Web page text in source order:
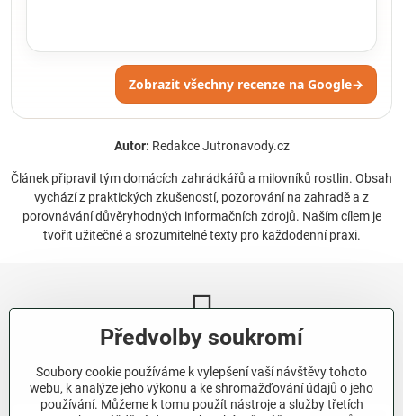
Zobrazit všechny recenze na Google→
Autor: Redakce Jutronavody.cz
Článek připravil tým domácích zahrádkářů a milovníků rostlin. Obsah
vychází z praktických zkušeností, pozorování na zahradě a z
porovnávání důvěryhodných informačních zdrojů. Naším cílem je
tvořit užitečné a srozumitelné texty pro každodenní praxi.
Newsletter
Odebírat naše novinky:
Předvolby soukromí
Soubory cookie používáme k vylepšení vaší návštěvy tohoto
webu, k analýze jeho výkonu a ke shromažďování údajů o jeho
používání. Můžeme k tomu použít nástroje a služby třetích